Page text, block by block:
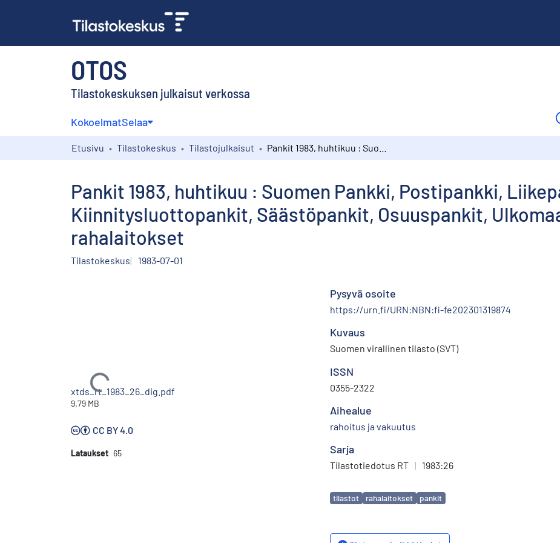
OTOS
Tilastokeskuksen julkaisut verkossa
KokoelmatSelaa
Etusivu Tilastokeskus Tilastojulkaisut
Pankit 1983, huhtikuu : Suomen Pankki, Postipankki,
Kiinnitysluottopankit, Säästöpankit, Osuuspankit,
rahalaitokset
Tilastokeskus 1983-07-01
Ladataan...
xtds_rt_1983_26_dig.pdf
9.79 MB
CC BY 4.0
Lataukset 65
Pysyvä osoite
https://urn.fi/URN:NBN:fi-fe202301319874
Kuvaus
Suomen virallinen tilasto (SVT)
ISSN
0355-2322
Aihealue
rahoitus ja vakuutus
Sarja
Tilastotiedotus RT | 1983:26
Avainsanat
tilastot rahalaitokset pankit